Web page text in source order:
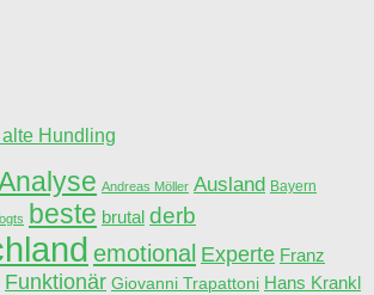
Hundling
Andreas Möller Ausland Bayern
beste brutal derb
emotional Experte Franz
Funktionär Giovanni Trapattoni Hans Krankl